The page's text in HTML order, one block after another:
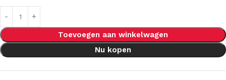
Toevoegen aan winkelwagen
Nu kopen